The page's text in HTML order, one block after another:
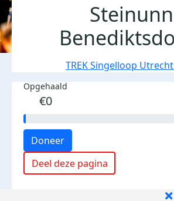
Steinunn
TREK Singelloop
Opgehaald
€0
Doneer
Deel deze pagina